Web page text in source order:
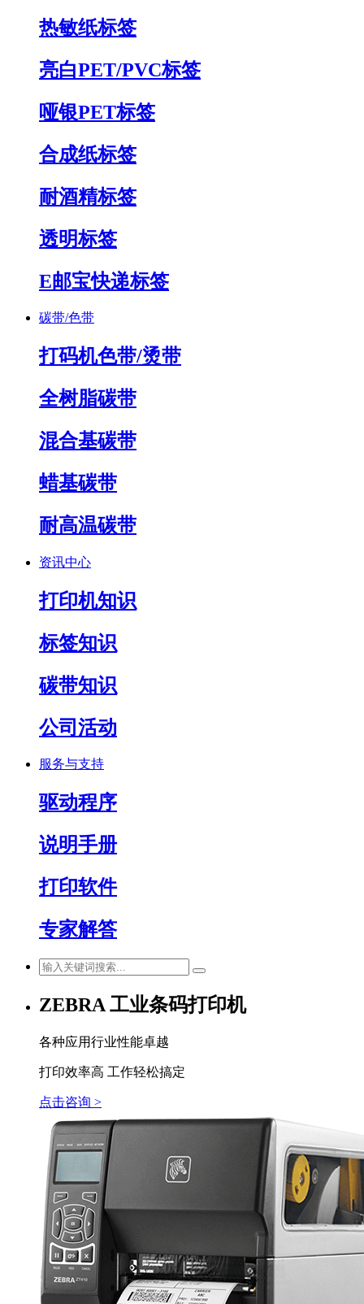
热敏纸标签
亮白PET/PVC标签
哑银PET标签
合成纸标签
耐酒精标签
透明标签
E邮宝快递标签
碳带/色带
打码机色带/烫带
全树脂碳带
混合基碳带
蜡基碳带
耐高温碳带
资讯中心
打印机知识
标签知识
碳带知识
公司活动
服务与支持
驱动程序
说明手册
打印软件
专家解答
ZEBRA 工业条码打印机
各种应用行业性能卓越
打印效率高 工作轻松搞定
点击咨询 >